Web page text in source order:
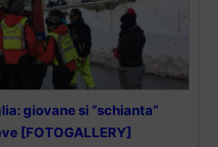
giovane si “schianta”
[FOTOGALLERY]